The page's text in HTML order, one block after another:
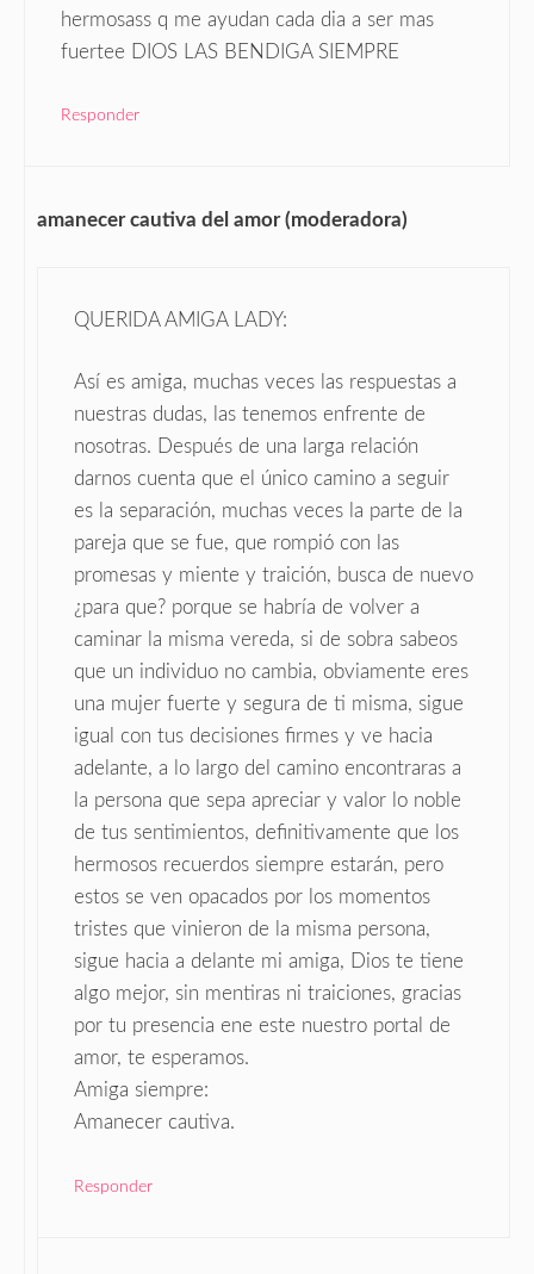
hermosass q me ayudan cada dia a ser mas
fuertee DIOS LAS BENDIGA SIEMPRE
Responder
amanecer cautiva del amor (moderadora)
QUERIDA AMIGA LADY:
Así es amiga, muchas veces las respuestas a
nuestras dudas, las tenemos enfrente de
nosotras. Después de una larga relación
darnos cuenta que el único camino a seguir
es la separación, muchas veces la parte de la
pareja que se fue, que rompió con las
promesas y miente y traición, busca de nuevo
¿para que? porque se habría de volver a
caminar la misma vereda, si de sobra sabeos
que un individuo no cambia, obviamente eres
una mujer fuerte y segura de ti misma, sigue
igual con tus decisiones firmes y ve hacia
adelante, a lo largo del camino encontraras a
la persona que sepa apreciar y valor lo noble
de tus sentimientos, definitivamente que los
hermosos recuerdos siempre estarán, pero
estos se ven opacados por los momentos
tristes que vinieron de la misma persona,
sigue hacia a delante mi amiga, Dios te tiene
algo mejor, sin mentiras ni traiciones, gracias
por tu presencia ene este nuestro portal de
amor, te esperamos.
Amiga siempre:
Amanecer cautiva.
Responder